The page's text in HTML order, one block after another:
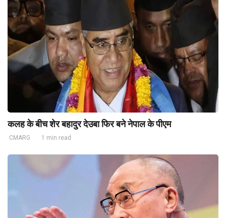
कलह के बीच शेर बहादुर देउबा फिर बने नेपाल के पीएम
CMARG 1 min read